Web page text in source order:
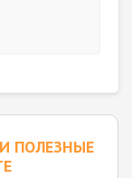
ПОЛЕЗНЫЕ